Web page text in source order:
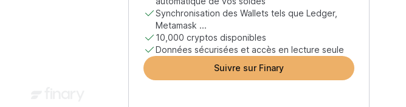
Synchronisation des Wallets tels que Ledger,
Metamask ...
10,000 cryptos disponibles
Données sécurisées et accès en lecture seule
Suivre sur Finary